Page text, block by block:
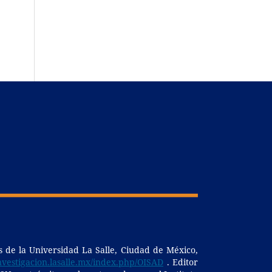
de la Universidad La Salle, Ciudad de México,
lasalle.mx/index.php/OISAD . Editor